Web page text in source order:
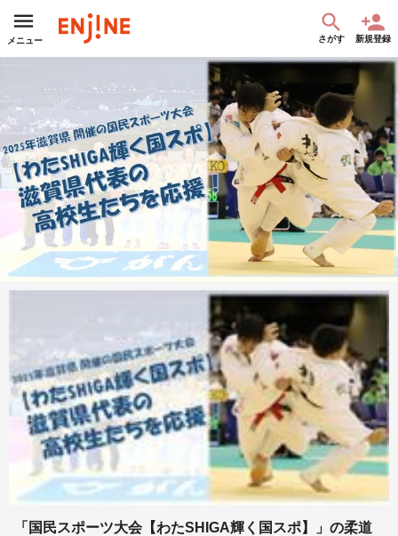
メニュー さがす 新規登録
「国民スポーツ大会【わたSHIGA輝く国スポ】」の柔道